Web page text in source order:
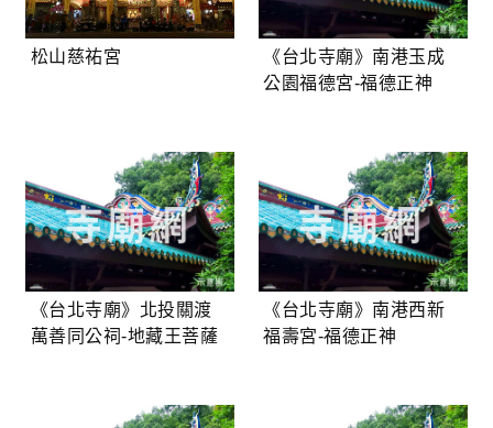
松山慈祐宮
《台北寺廟》南港玉成
公園福德宮-福德正神
《台北寺廟》北投關渡
萬善同公祠-地藏王菩薩
《台北寺廟》南港西新
福壽宮-福德正神